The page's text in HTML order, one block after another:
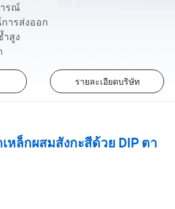
รณ์
ารส่งออก
ำสูง
รายละเอียดบริษัท
หล็กผสมสังกะสีด้วย DIP ตา